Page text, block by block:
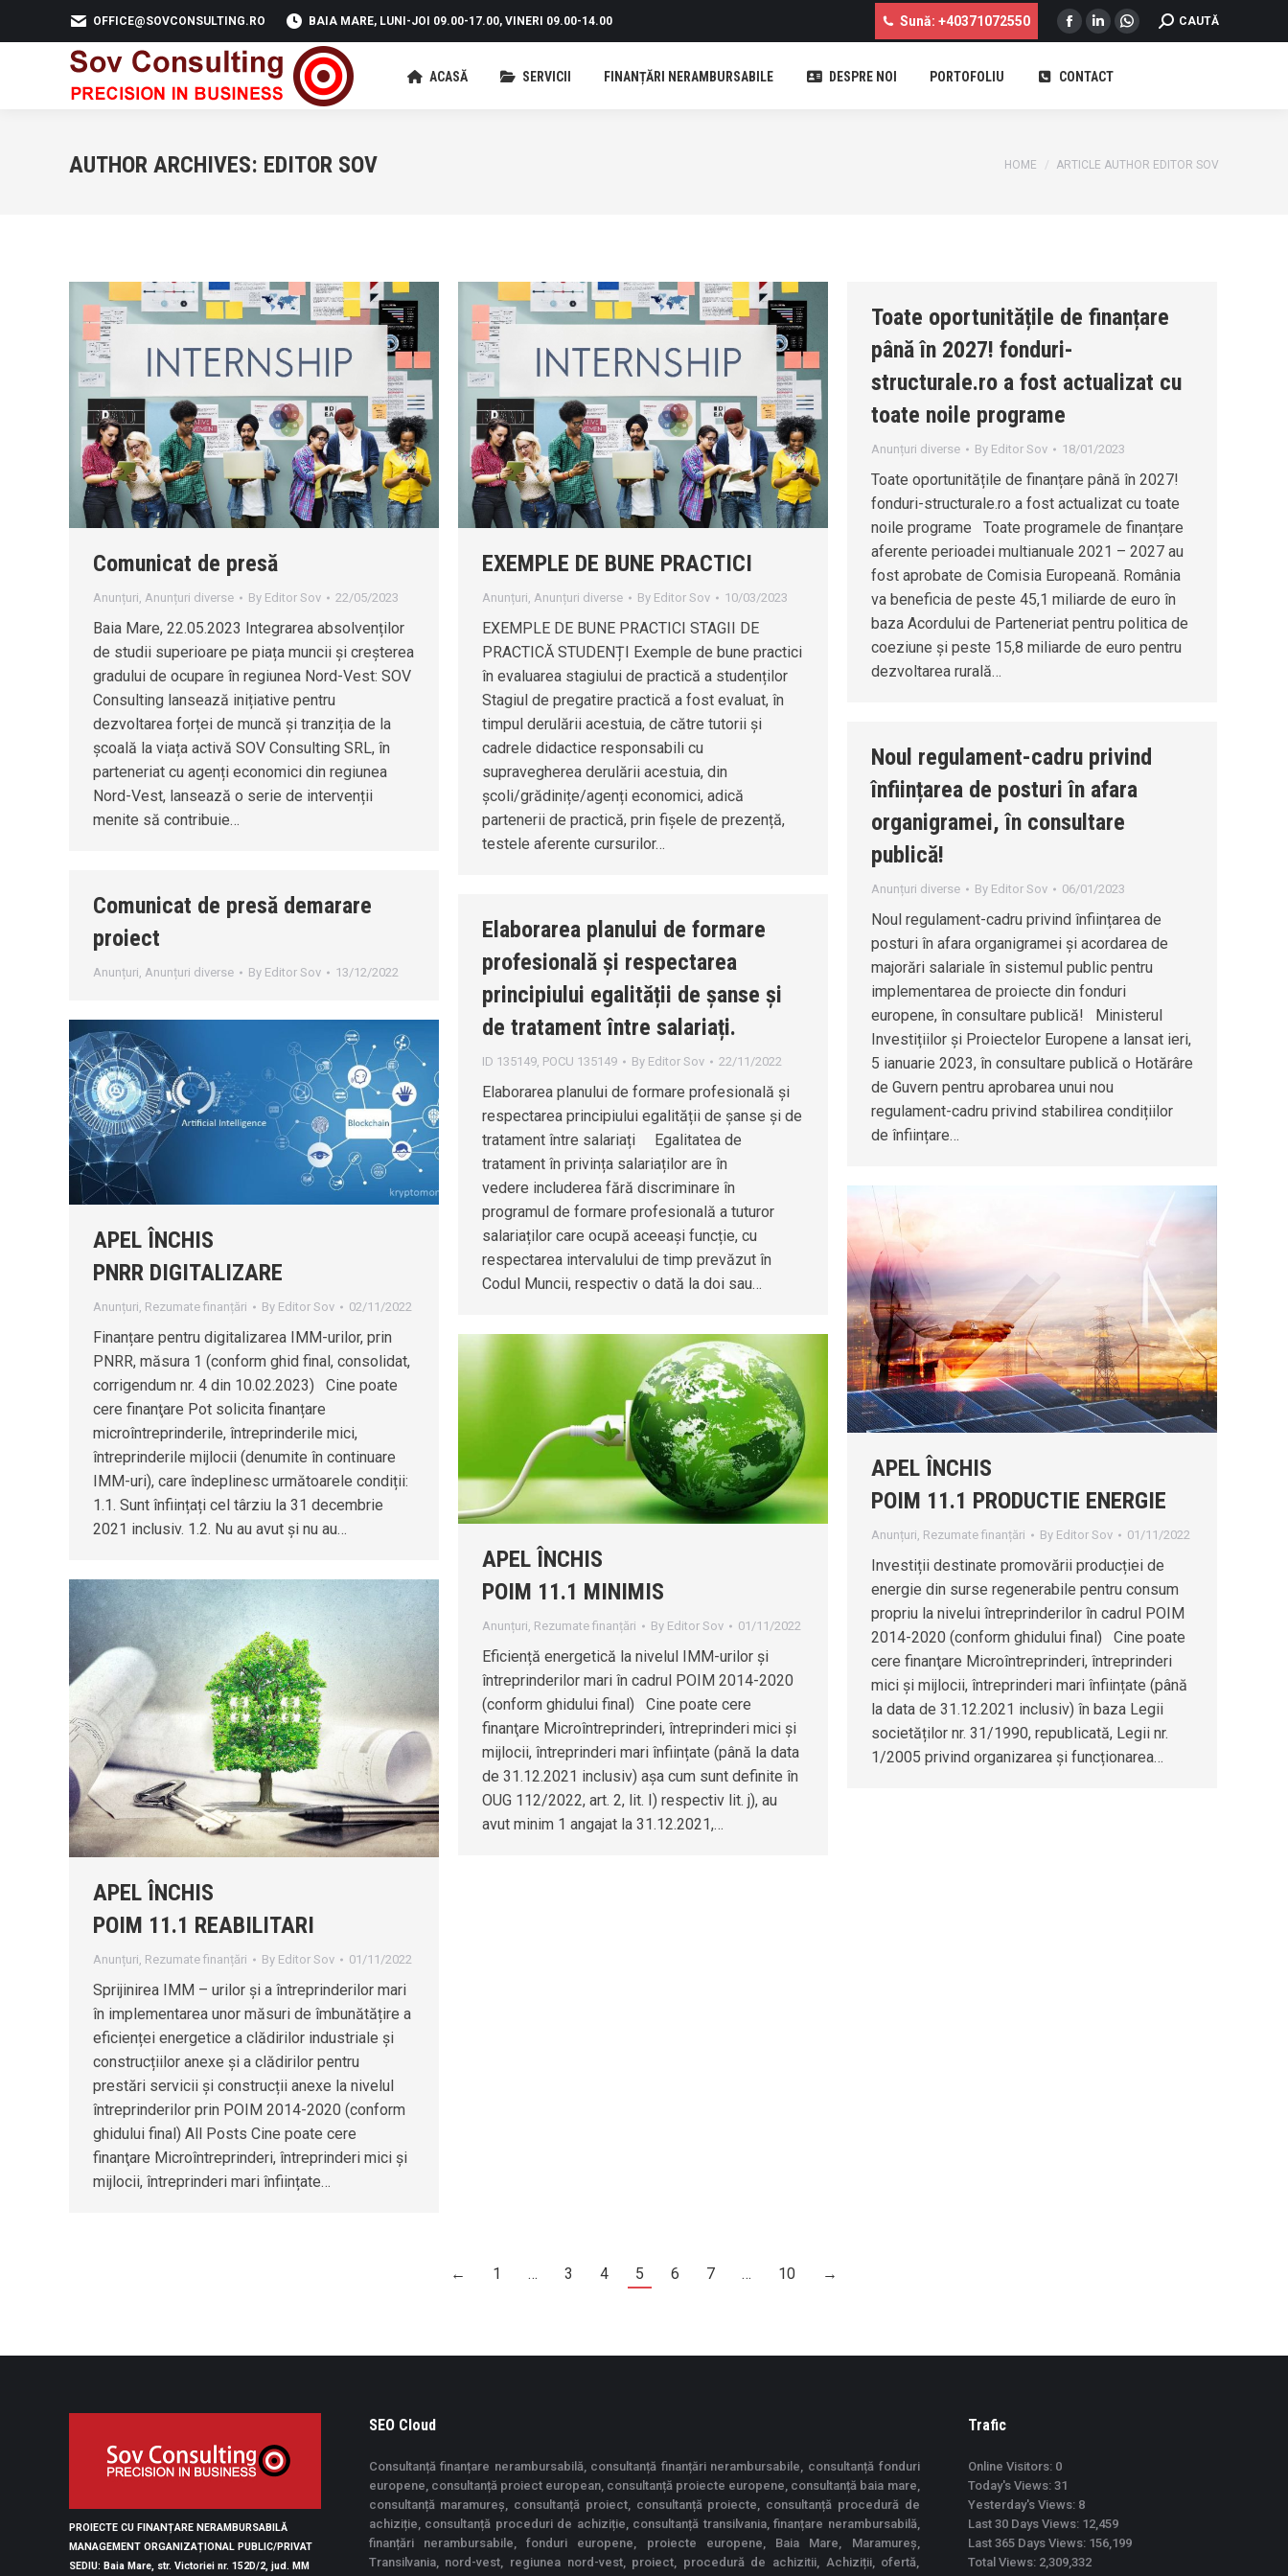
OFFICE@SOVCONSULTING.RO BAIA MARE, LUNI-JOI 09.00-17.00, VINERI 09.00-14.00 Sună: +40371072550
Facebook
opens
window
Linkedin
opens
window
Whatsapp
window
SEARCH:
CAUTĂ
ACASĂ SERVICII FINANȚĂRI NERAMBURSABILE DESPRE NOI PORTOFOLIU CONTACT
AUTHOR ARCHIVES: EDITOR SOV You are here:
HOME ARTICLE AUTHOR EDITOR SOV
Comunicat de presă
Anunțuri, Anunțuri diverse By Editor Sov 22/05/2023
Baia Mare, 22.05.2023 Integrarea absolvenților
de studii superioare pe piața muncii și creșterea
gradului de ocupare în regiunea Nord-Vest: SOV
Consulting lansează inițiative pentru
dezvoltarea forței de muncă și tranziția de la
școală la viața activă SOV Consulting SRL, în
parteneriat cu agenți economici din regiunea
Nord-Vest, lansează o serie de intervenții
menite să contribuie…
EXEMPLE DE BUNE PRACTICI
Anunțuri, Anunțuri diverse By Editor Sov 10/03/2023
EXEMPLE DE BUNE PRACTICI STAGII DE
PRACTICĂ STUDENȚI Exemple de bune practici
în evaluarea stagiului de practică a studenților
Stagiul de pregatire practică a fost evaluat, în
timpul derulării acestuia, de către tutorii și
cadrele didactice responsabili cu
supravegherea derulării acestuia, din
școli/grădinițe/agenți economici, adică
partenerii de practică, prin fișele de prezență,
testele aferente cursurilor…
Toate oportunitățile de finanțare
până în 2027! fonduri-
structurale.ro a fost actualizat cu
toate noile programe
Anunțuri diverse By Editor Sov 18/01/2023
Toate oportunitățile de finanțare până în 2027!
fonduri-structurale.ro a fost actualizat cu toate
noile programe Toate programele de finanțare
aferente perioadei multianuale 2021 – 2027 au
fost aprobate de Comisia Europeană. România
va beneficia de peste 45,1 miliarde de euro în
baza Acordului de Parteneriat pentru politica de
coeziune și peste 15,8 miliarde de euro pentru
dezvoltarea rurală…
Noul regulament-cadru privind
înființarea de posturi în afara
organigramei, în consultare
publică!
Anunțuri diverse By Editor Sov 06/01/2023
Noul regulament-cadru privind înființarea de
posturi în afara organigramei și acordarea de
majorări salariale în sistemul public pentru
implementarea de proiecte din fonduri
europene, în consultare publică! Ministerul
Investițiilor și Proiectelor Europene a lansat ieri,
5 ianuarie 2023, în consultare publică o Hotărâre
de Guvern pentru aprobarea unui nou
regulament-cadru privind stabilirea condițiilor
de înființare…
Comunicat de presă demarare
proiect
Anunțuri, Anunțuri diverse By Editor Sov 13/12/2022
Elaborarea planului de formare
profesională și respectarea
principiului egalității de șanse și
de tratament între salariați.
ID 135149, POCU 135149 By Editor Sov 22/11/2022
Elaborarea planului de formare profesională și
respectarea principiului egalității de șanse și de
tratament între salariați Egalitatea de
tratament în privința salariaților are în
vedere includerea fără discriminare în
programul de formare profesională a tuturor
salariaților care ocupă aceeași funcție, cu
respectarea intervalului de timp prevăzut în
Codul Muncii, respectiv o dată la doi sau…
APEL ÎNCHIS
PNRR DIGITALIZARE
Anunțuri, Rezumate finanțări By Editor Sov 02/11/2022
Finanțare pentru digitalizarea IMM-urilor, prin
PNRR, măsura 1 (conform ghid final, consolidat,
corrigendum nr. 4 din 10.02.2023) Cine poate
cere finanţare Pot solicita finanțare
microîntreprinderile, întreprinderile mici,
întreprinderile mijlocii (denumite în continuare
IMM-uri), care îndeplinesc următoarele condiții:
1.1. Sunt înființați cel târziu la 31 decembrie
2021 inclusiv. 1.2. Nu au avut și nu au…
APEL ÎNCHIS
POIM 11.1 PRODUCTIE ENERGIE
Anunțuri Rezumate finanțări By Editor Sov 01/11/2022
Investiții destinate promovării producției de
energie din surse regenerabile pentru consum
propriu la nivelui întreprinderilor în cadrul POIM
2014-2020 (conform ghidului final) Cine poate
cere finanţare Microîntreprinderi, întreprinderi
mici și mijlocii, întreprinderi mari înființate (până
la data de 31.12.2021 inclusiv) în baza Legii
societăților nr. 31/1990, republicată, Legii nr.
1/2005 privind organizarea și funcționarea…
APEL ÎNCHIS
POIM 11.1 MINIMIS
Anunțuri, Rezumate finanțări By Editor Sov 01/11/2022
Eficiență energetică la nivelul IMM-urilor și
întreprinderilor mari în cadrul POIM 2014-2020
(conform ghidului final) Cine poate cere
finanţare Microîntreprinderi, întreprinderi mici și
mijlocii, întreprinderi mari înființate (până la data
de 31.12.2021 inclusiv) așa cum sunt definite în
OUG 112/2022, art. 2, lit. I) respectiv lit. j), au
avut minim 1 angajat la 31.12.2021,…
APEL ÎNCHIS
POIM 11.1 REABILITARI
Anunțuri Rezumate finanțări By Editor Sov 01/11/2022
Sprijinirea IMM – urilor și a întreprinderilor mari
în implementarea unor măsuri de îmbunătățire a
eficienței energetice a clădirilor industriale și
construcțiilor anexe și a clădirilor pentru
prestări servicii și construcții anexe la nivelul
întreprinderilor prin POIM 2014-2020 (conform
ghidului final) All Posts Cine poate cere
finanţare Microîntreprinderi, întreprinderi mici și
mijlocii, întreprinderi mari înființate…
← 1 … 3 4 5 6 7 … 10 →
PROIECTE CU FINANȚARE NERAMBURSABILĂ
MANAGEMENT ORGANIZAȚIONAL PUBLIC/PRIVAT
SEDIU: Baia Mare, str. Victoriei nr. 152D/2, jud. MM
SEO Cloud
Consultanță finanțare nerambursabilă, consultanță finanțări nerambursabile, consultanță fonduri
europene, consultanță proiect european, consultanță proiecte europene, consultanță baia mare,
consultanță maramureș, consultanță proiect, consultanță proiecte, consultanță procedură de
achiziție, consultanță proceduri de achiziție, consultanță transilvania, finanțare nerambursabilă,
finanțări nerambursabile, fonduri europene, proiecte europene, Baia Mare, Maramureș,
Transilvania, nord-vest, regiunea nord-vest, proiect, procedură de achizitii, Achiziții, ofertă,
Trafic
Online Visitors: 0
Today's Views: 31
Yesterday's Views: 8
Last 30 Days Views: 12,459
Last 365 Days Views: 156,199
Total Views: 2,309,332